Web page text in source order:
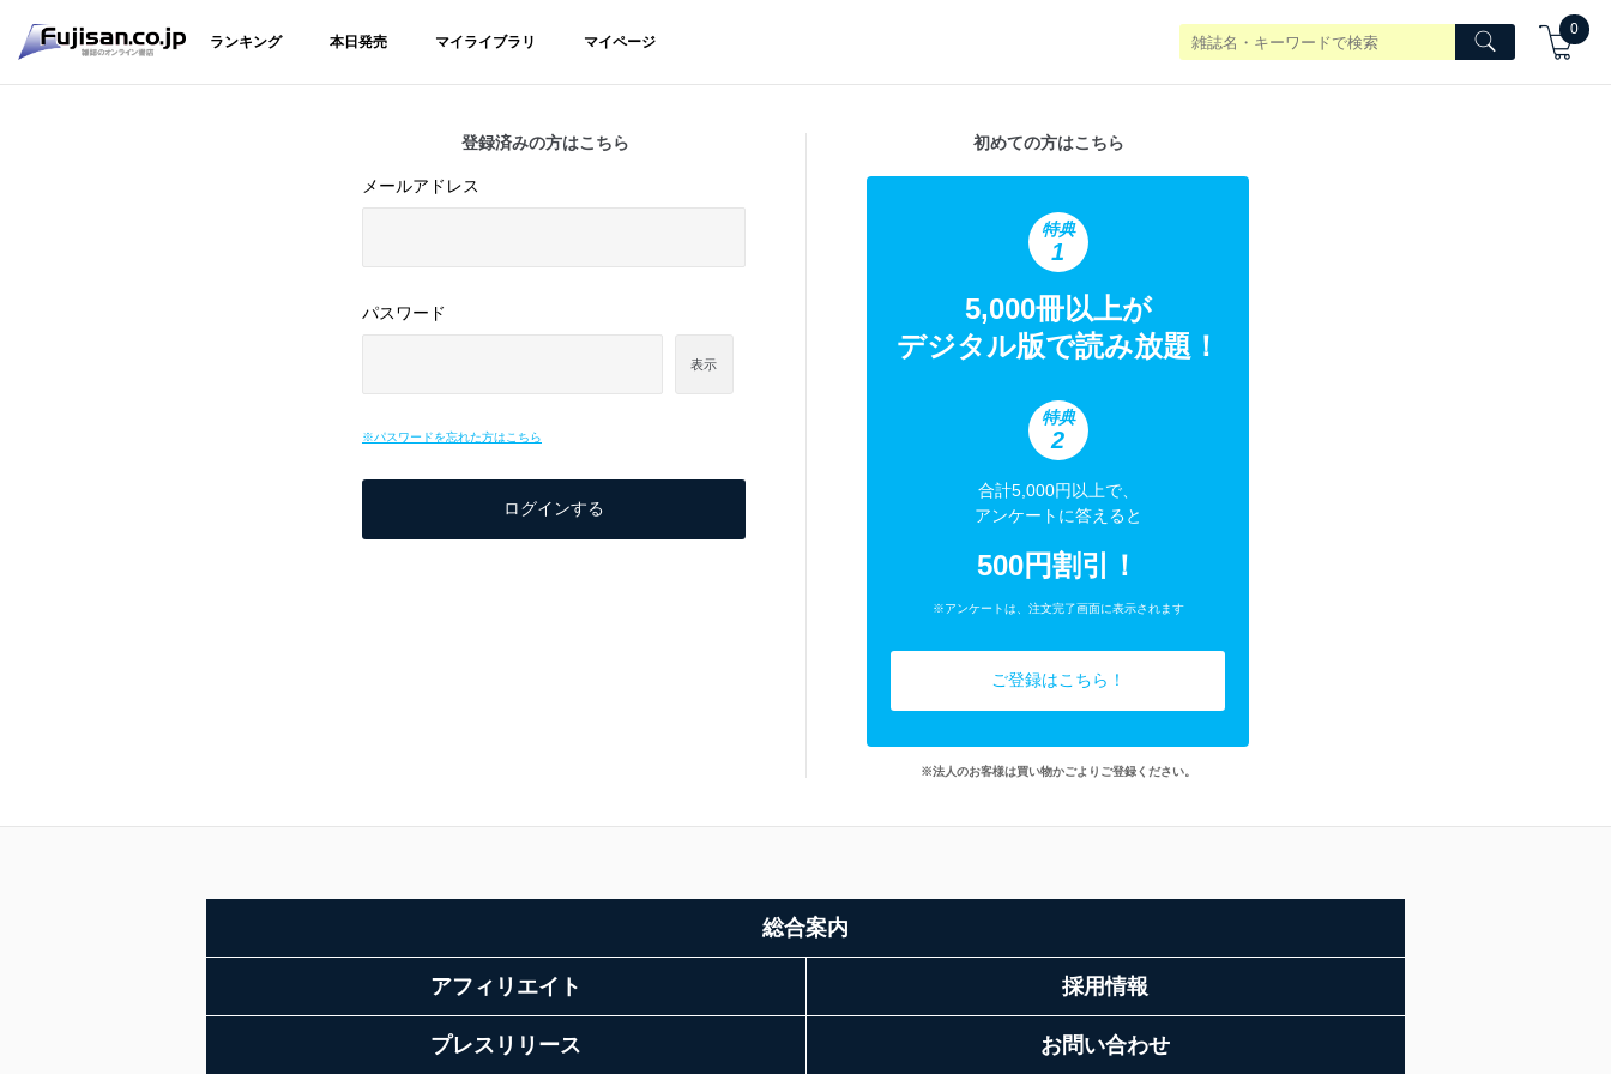
ランキング 本日発売 マイライブラリ マイページ
0
登録済みの方はこちら
メールアドレス
パスワード
表示
※パスワードを忘れた方はこちら
初めての方はこちら
特典
1
5,000冊以上が
デジタル版で読み放題！
特典
2
合計5,000円以上で、
アンケートに答えると
500円割引！
※アンケートは、注文完了画面に表示されます
ご登録はこちら！
※法人のお客様は買い物かごよりご登録ください。
総合案内
アフィリエイト 採用情報
プレスリリース お問い合わせ